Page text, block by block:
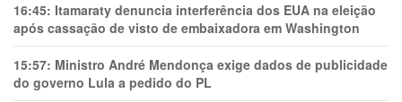
16:45: Itamaraty denuncia interferência dos EUA na eleição
após cassação de visto de embaixadora em Washington
15:57: Ministro André Mendonça exige dados de publicidade
do governo Lula a pedido do PL